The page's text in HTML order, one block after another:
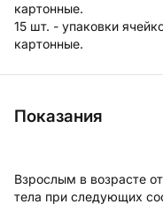
картонные.
15 шт. - упаковки
картонные.
Показания
Взрослым в возрасте
тела при следующих